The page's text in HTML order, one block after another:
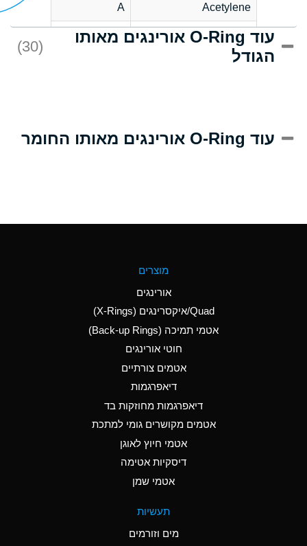
Acetylene
A
Acrlylonitrile
D
Adipic Acid
(Aqueous)
Aluminum Nitrate
(Aqueous)
Aluminum Phosphate
Ammonia Anhydrous
A
Ammonia Gas (cold)
A
Ammonia Gas (hot)
עוד O-Ring אורינגים מאותו
הגודל
(30)
עוד O-Ring אורינגים מאותו החומר
מוצרים
אורינגים
Quad/איקסרינגים (X-Rings)
אטמי תמיכה (Back-up Rings)
חוטי אורינגים
אטמים צורתיים
דיאפרגמות
דיאפרגמות מחוזקות בד
אטמים מקושרים גומי למתכת
אטמי חיוץ לאוגן
דיסקיות אטימה
אטמי שמן
תעשיות
מים וזורמים